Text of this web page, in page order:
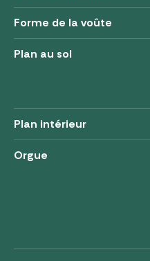
Forme de la voûte
Plan au sol
Plan intérieur
Orgue